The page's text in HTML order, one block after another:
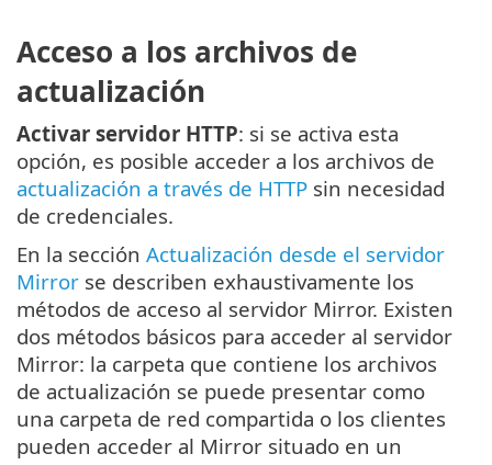
Acceso a los archivos de
actualización
Activar servidor HTTP: si se activa esta
opción, es posible acceder a los archivos de
actualización a través de HTTP sin necesidad
de credenciales.
En la sección Actualización desde el servidor
Mirror se describen exhaustivamente los
métodos de acceso al servidor Mirror. Existen
dos métodos básicos para acceder al servidor
Mirror: la carpeta que contiene los archivos
de actualización se puede presentar como
una carpeta de red compartida o los clientes
pueden acceder al Mirror situado en un